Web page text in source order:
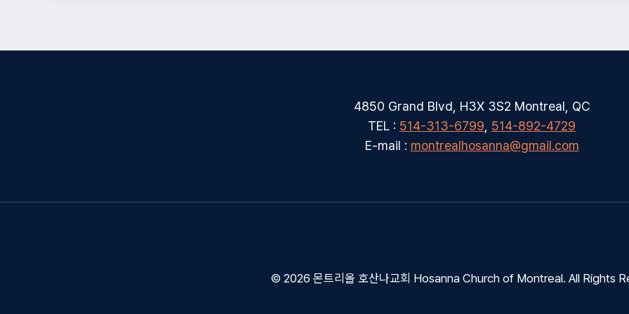
4850 Grand Blvd, H3X 3S2 Montreal, QC
TEL : 514-313-6799 514-892-4729
E-mail : montrealhosanna@gmail.com
© 2026 몬트리올 호산나교회 Hosanna Church of Montreal. All Rights